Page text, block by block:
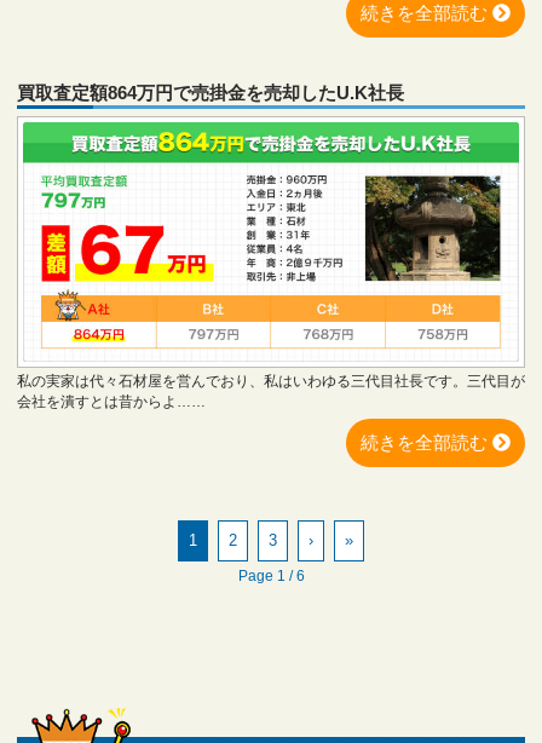
続きを全部読む
買取査定額864万円で売掛金を売却したU.K社長
私の実家は代々石材屋を営んでおり、私はいわゆる三代目社長です。三代目が
会社を潰すとは昔からよ……
続きを全部読む
1 2 3 › »
Page 1 / 6